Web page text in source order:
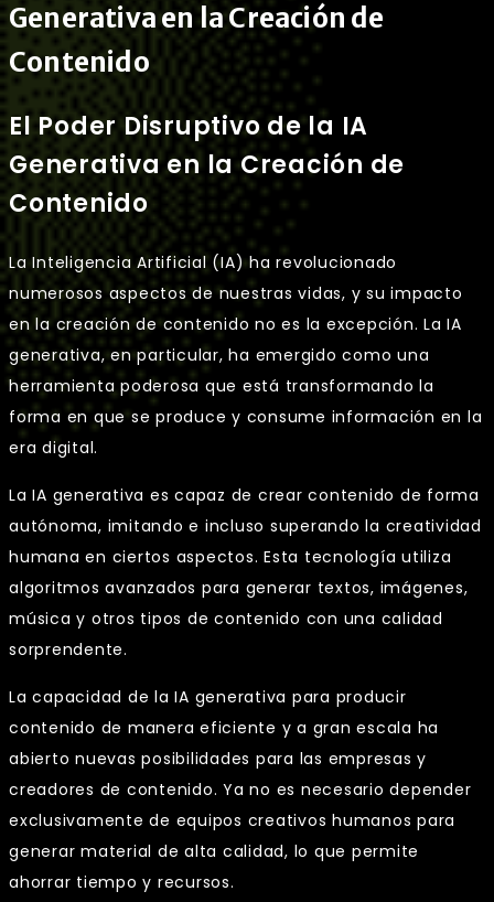
Generativa en la Creación de
Contenido
El Poder Disruptivo de la IA
Generativa en la Creación de
Contenido
La Inteligencia Artificial (IA) ha revolucionado
numerosos aspectos de nuestras vidas, y su impacto
en la creación de contenido no es la excepción. La IA
generativa, en particular, ha emergido como una
herramienta poderosa que está transformando la
forma en que se produce y consume información en la
era digital.
La IA generativa es capaz de crear contenido de forma
autónoma, imitando e incluso superando la creatividad
humana en ciertos aspectos. Esta tecnología utiliza
algoritmos avanzados para generar textos, imágenes,
música y otros tipos de contenido con una calidad
sorprendente.
La capacidad de la IA generativa para producir
contenido de manera eficiente y a gran escala ha
abierto nuevas posibilidades para las empresas y
creadores de contenido. Ya no es necesario depender
exclusivamente de equipos creativos humanos para
generar material de alta calidad, lo que permite
ahorrar tiempo y recursos.